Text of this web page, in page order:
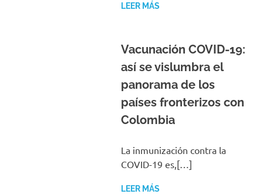
LEER MÁS
Vacunación COVID-19:
así se vislumbra el
panorama de los
países fronterizos con
Colombia
La inmunización contra la
COVID-19 es,[…]
LEER MÁS